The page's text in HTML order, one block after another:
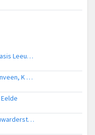
Ambulancehelikopter naar Vliegbasis Leeuwarden
Ambulancehelikopter naar Heerenveen, K R Poststraat
Lifeliner 4 naar Heerenveen, Leeuwarderstraatweg